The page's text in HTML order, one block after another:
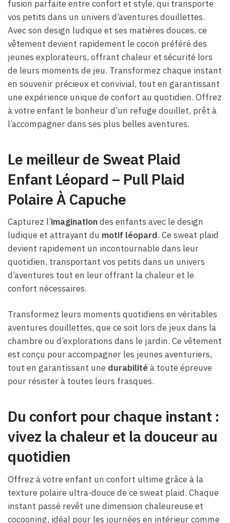
fusion parfaite entre confort et style, qui transporte
vos petits dans un univers d’aventures douillettes.
Avec son design ludique et ses matières douces, ce
vêtement devient rapidement le cocon préféré des
jeunes explorateurs, offrant chaleur et sécurité lors
de leurs moments de jeu. Transformez chaque instant
en souvenir précieux et convivial, tout en garantissant
une expérience unique de confort au quotidien. Offrez
à votre enfant le bonheur d’un refuge douillet, prêt à
l’accompagner dans ses plus belles aventures.
Le meilleur de Sweat Plaid
Enfant Léopard – Pull Plaid
Polaire À Capuche
Capturez l’imaginationdes enfants avec le design
ludique et attrayant du motif léopard. Ce sweat plaid
devient rapidement un incontournable dans leur
quotidien, transportant vos petits dans un univers
d’aventures tout en leur offrant la chaleur et le
confort nécessaires.
Transformez leurs moments quotidiens en véritables
aventures douillettes, que ce soit lors de jeux dans la
chambre ou d’explorations dans le jardin. Ce vêtement
est conçu pour accompagner les jeunes aventuriers,
tout en garantissant une durabilitéà toute épreuve
pour résister à toutes leurs frasques.
Du confort pour chaque instant :
vivez la chaleur et la douceur au
quotidien
Offrez à votre enfant un confort ultime grâce à la
texture polaire ultra-douce de ce sweat plaid. Chaque
instant passé revêt une dimension chaleureuse et
cocooning, idéal pour les journées en intérieur comme